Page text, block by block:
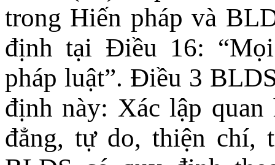
trong Hiến pháp và
định tại Điều 16:
pháp luật”. Điều 3
định này: Xác lập quan
đẳng, tự do, thiện chí,